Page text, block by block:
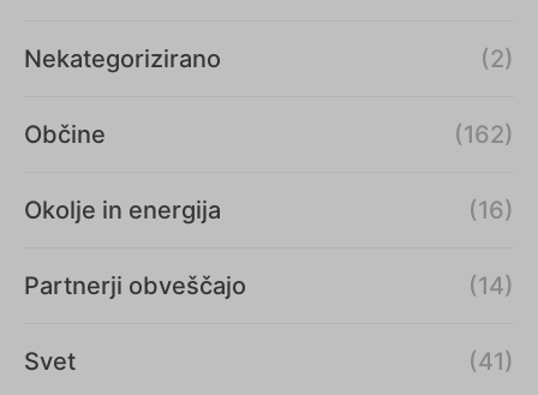
Nekategorizirano (2)
Občine (162)
Okolje in energija (16)
Partnerji obveščajo (14)
Svet (41)